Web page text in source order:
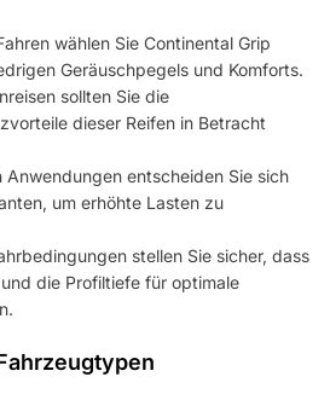
wählen Sie Continental Grip
Geräuschpegels und Komforts.
sollten Sie die
dieser Reifen in Betracht
Anwendungen entscheiden Sie sich
um erhöhte Lasten zu
stellen Sie sicher, dass
die Profiltiefe für optimale